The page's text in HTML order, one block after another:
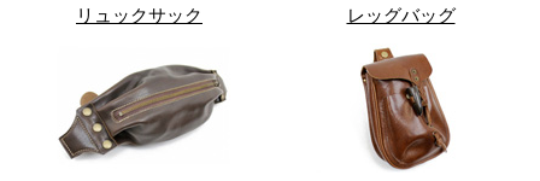
リュックサック レッグバッグ